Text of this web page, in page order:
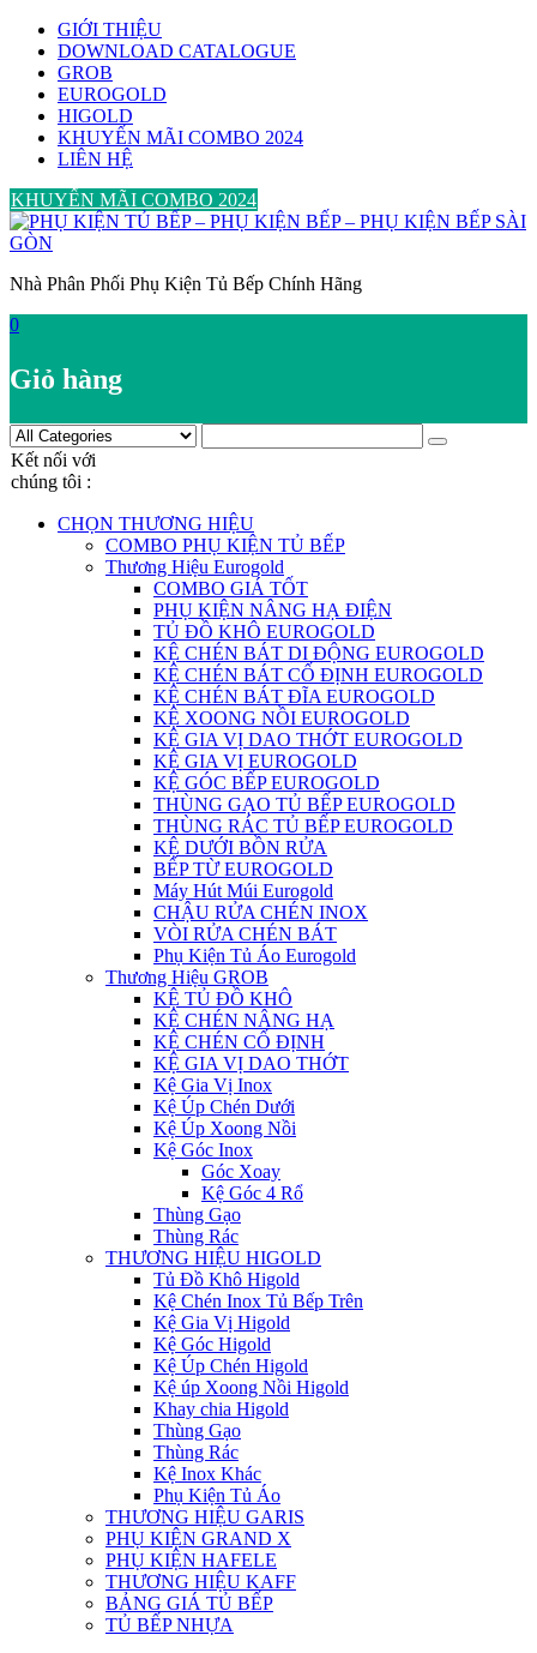
Skip
content
GIỚI THIỆU
DOWNLOAD CATALOGUE
GROB
EUROGOLD
HIGOLD
KHUYẾN MÃI COMBO 2024
LIÊN HỆ
KHUYẾN MÃI COMBO 2024
Nhà Phân Phối Phụ Kiện Tủ Bếp Chính Hãng
0
Giỏ hàng
Kết nối với
chúng tôi :
CHỌN THƯƠNG HIỆU
COMBO PHỤ KIỆN TỦ BẾP
Thương Hiệu Eurogold
COMBO GIÁ TỐT
PHỤ KIỆN NÂNG HẠ ĐIỆN
TỦ ĐỒ KHÔ EUROGOLD
KỆ CHÉN BÁT DI ĐỘNG EUROGOLD
KỆ CHÉN BÁT CỐ ĐỊNH EUROGOLD
KỆ CHÉN BÁT ĐĨA EUROGOLD
KỆ XOONG NỒI EUROGOLD
KỆ GIA VỊ DAO THỚT EUROGOLD
KỆ GIA VỊ EUROGOLD
KỆ GÓC BẾP EUROGOLD
THÙNG GẠO TỦ BẾP EUROGOLD
THÙNG RÁC TỦ BẾP EUROGOLD
KỆ DƯỚI BỒN RỬA
BẾP TỪ EUROGOLD
Máy Hút Múi Eurogold
CHẬU RỬA CHÉN INOX
VÒI RỬA CHÉN BÁT
Phụ Kiện Tủ Áo Eurogold
Thương Hiệu GROB
KỆ TỦ ĐỒ KHÔ
KỆ CHÉN NÂNG HẠ
KỆ CHÉN CỐ ĐỊNH
KỆ GIA VỊ DAO THỚT
Kệ Gia Vị Inox
Kệ Úp Chén Dưới
Kệ Úp Xoong Nồi
Kệ Góc Inox
Góc Xoay
Kệ Góc 4 Rổ
Thùng Gạo
Thùng Rác
THƯƠNG HIỆU HIGOLD
Tủ Đồ Khô Higold
Kệ Chén Inox Tủ Bếp Trên
Kệ Gia Vị Higold
Kệ Góc Higold
Kệ Úp Chén Higold
Kệ úp Xoong Nồi Higold
Khay chia Higold
Thùng Gạo
Thùng Rác
Kệ Inox Khác
Phụ Kiện Tủ Áo
THƯƠNG HIỆU GARIS
PHỤ KIỆN GRAND X
PHỤ KIỆN HAFELE
THƯƠNG HIỆU KAFF
BẢNG GIÁ TỦ BẾP
TỦ BẾP NHỰA